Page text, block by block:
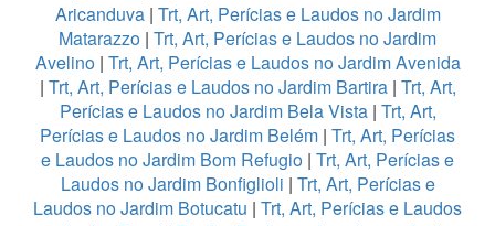
Aricanduva| Trt, Art, Perícias e Laudos no Jardim
Matarazzo | Trt, Art, Perícias e Laudos no Jardim
Avelino| Trt, Art, Perícias e Laudos no Jardim Avenida
| Trt, Art, Perícias e Laudos no Jardim Bartira| Trt, Art,
Perícias e Laudos no Jardim Bela Vista| Trt, Art,
Perícias e Laudos no Jardim Belém | Trt, Art, Perícias
e Laudos no Jardim Bom Refugio | Trt, Art, Perícias e
Laudos no Jardim Bonfiglioli | Trt, Art, Perícias e
Laudos no Jardim Botucatu | Trt, Art, Perícias e Laudos